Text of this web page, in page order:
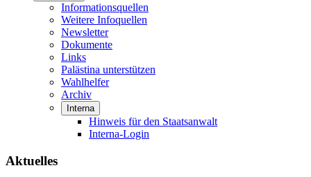
Informationsquellen
Weitere Infoquellen
Newsletter
Dokumente
Links
Palästina unterstützen
Wahlhelfer
Archiv
Interna
Hinweis für den Staatsanwalt
Interna-Login
Aktuelles